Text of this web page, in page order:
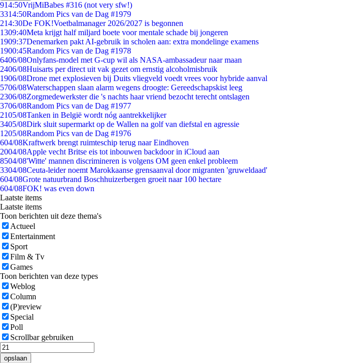
914:50VrijMiBabes #316 (not very sfw!)
3314:50Random Pics van de Dag #1979
214:30De FOK!Voetbalmanager 2026/2027 is begonnen
1309:40Meta krijgt half miljard boete voor mentale schade bij jongeren
1909:37Denemarken pakt AI-gebruik in scholen aan: extra mondelinge examens
1900:45Random Pics van de Dag #1978
6406/08Onlyfans-model met G-cup wil als NASA-ambassadeur naar maan
2406/08Huisarts per direct uit vak gezet om ernstig alcoholmisbruik
1906/08Drone met explosieven bij Duits vliegveld voedt vrees voor hybride aanval
5706/08Waterschappen slaan alarm wegens droogte: Gereedschapskist leeg
2306/08Zorgmedewerkster die 's nachts haar vriend bezocht terecht ontslagen
3706/08Random Pics van de Dag #1977
2105/08Tanken in België wordt nóg aantrekkelijker
3405/08Dirk sluit supermarkt op de Wallen na golf van diefstal en agressie
1205/08Random Pics van de Dag #1976
604/08Kraftwerk brengt ruimteschip terug naar Eindhoven
2004/08Apple vecht Britse eis tot inbouwen backdoor in iCloud aan
8504/08'Witte' mannen discrimineren is volgens OM geen enkel probleem
3304/08Ceuta-leider noemt Marokkaanse grensaanval door migranten 'gruweldaad'
604/08Grote natuurbrand Boschhuizerbergen groeit naar 100 hectare
604/08FOK! was even down
Laatste items
Laatste items
Toon berichten uit deze thema's
Actueel
Entertainment
Sport
Film & Tv
Games
Toon berichten van deze types
Weblog
Column
(P)review
Special
Poll
Scrollbar gebruiken
opslaan